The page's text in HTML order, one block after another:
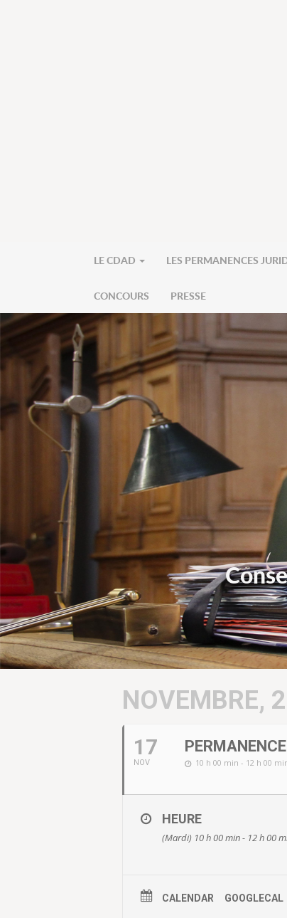
LE CDAD LES PERMANENCES
CONCOURS PRESSE
NOVEMBRE,
17
NOV 10 h 00 min - 12 h 00
HEURE
(Mardi) 10 h 00 min - 12 h 00
CALENDAR GOOGLECAL